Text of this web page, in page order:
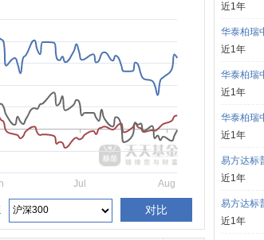
Jul Aug
对比
近1年
华泰柏瑞
近1年
华泰柏瑞
近1年
华泰柏瑞
近1年
易方达标
近1年
易方达标
近1年